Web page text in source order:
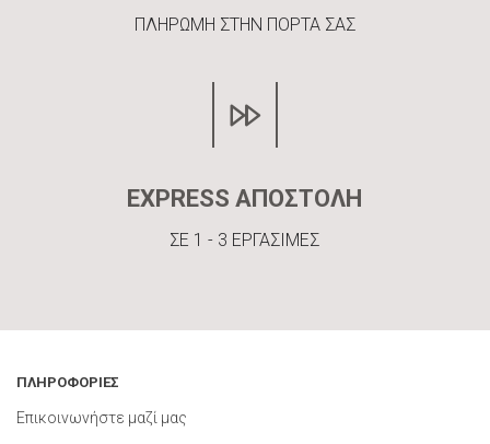
ΠΛΗΡΩΜΗ ΣΤΗΝ ΠΟΡΤΑ ΣΑΣ
EXPRESS ΑΠΟΣΤΟΛΗ
ΣΕ 1 - 3 ΕΡΓΑΣΙΜΕΣ
ΠΛΗΡΟΦΟΡΙΕΣ
Επικοινωνήστε μαζί μας